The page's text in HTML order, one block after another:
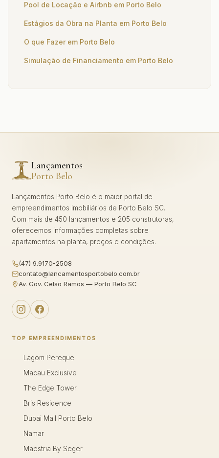
Pool de Locação e Airbnb em Porto Belo
Estágios da Obra na Planta em Porto Belo
O que Fazer em Porto Belo
Simulação de Financiamento em Porto Belo
Lançamentos
Porto Belo
Lançamentos Porto Belo é o maior portal de
empreendimentos imobiliários de Porto Belo SC.
Com mais de 450 lançamentos e 205 construtoras,
oferecemos informações completas sobre
apartamentos na planta, preços e condições.
(47) 9.9170-2508
contato@lancamentosportobelo.com.br
Av. Gov. Celso Ramos — Porto Belo SC
TOP EMPREENDIMENTOS
Lagom Pereque
Macau Exclusive
The Edge Tower
Bris Residence
Dubai Mall Porto Belo
Namar
Maestria By Seger